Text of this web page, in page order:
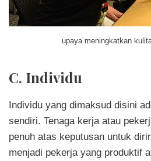
upaya meningkatkan
C. Individu
Individu yang dimaksud disini
sendiri. Tenaga kerja atau
penuh atas keputusan untuk
menjadi pekerja yang produktif